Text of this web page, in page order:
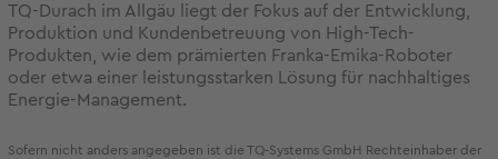
TQ-Durach im Allgäu liegt der Fokus auf der Entwicklung,
Produktion und Kundenbetreuung von High-Tech-
Produkten, wie dem prämierten Franka-Emika-Roboter
oder etwa einer leistungsstarken Lösung für nachhaltiges
Energie-Management.
Sofern nicht anders angegeben ist die TQ-Systems GmbH Rechteinhaber der